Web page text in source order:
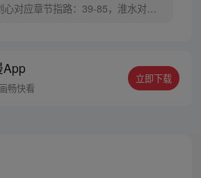
心对应章节指路：39-85，淮水对应
畅快看
立即下载